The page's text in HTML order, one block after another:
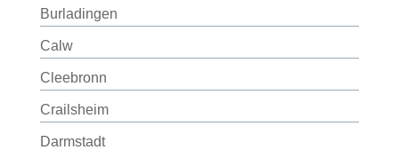
Burladingen
Calw
Cleebronn
Crailsheim
Darmstadt